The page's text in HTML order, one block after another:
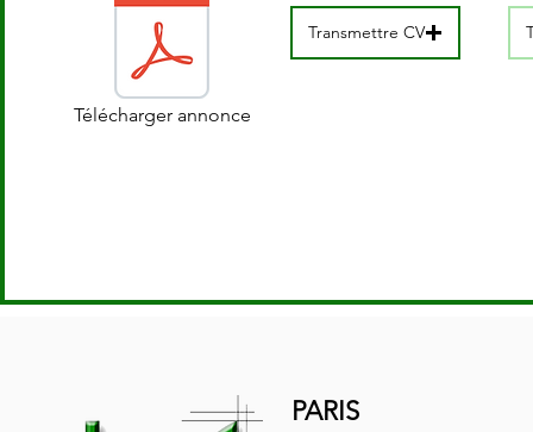
Télécharger annonce
Transmettre CV
PARIS